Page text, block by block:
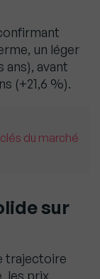
un léger
ans), avant
(+21,6 %).
du marché
sur
trajectoire
les prix